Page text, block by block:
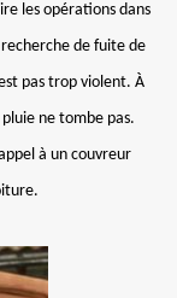
les opérations dans
de fuite de
pas trop violent. À
ne tombe pas.
à un couvreur